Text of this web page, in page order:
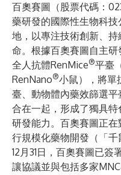
百奧賽圖（股票代碼：
藥研發的國際性生物科
地，以專注技術創新、
命。根據百奧賽圖自主
全人抗體RenMice®平臺
RenNano®小鼠），將單
臺、動物體內藥效篩選
合在一起，形成了獨具
研發能力。百奧賽圖正
行規模化藥物開發（「千
12月31日，百奧賽圖已
讓協議並與包括多家